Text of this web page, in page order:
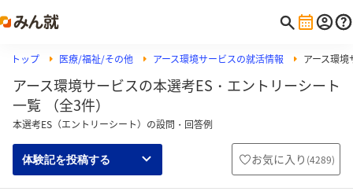
トップ 医療/福祉/その他 アース環境サービスの就活情報 アース環
アース環境サービスの本選考ES・エントリーシート
一覧 （全3件）
本選考ES（エントリーシート）の設問・回答例
体験記を投稿する お気に入り (4289)